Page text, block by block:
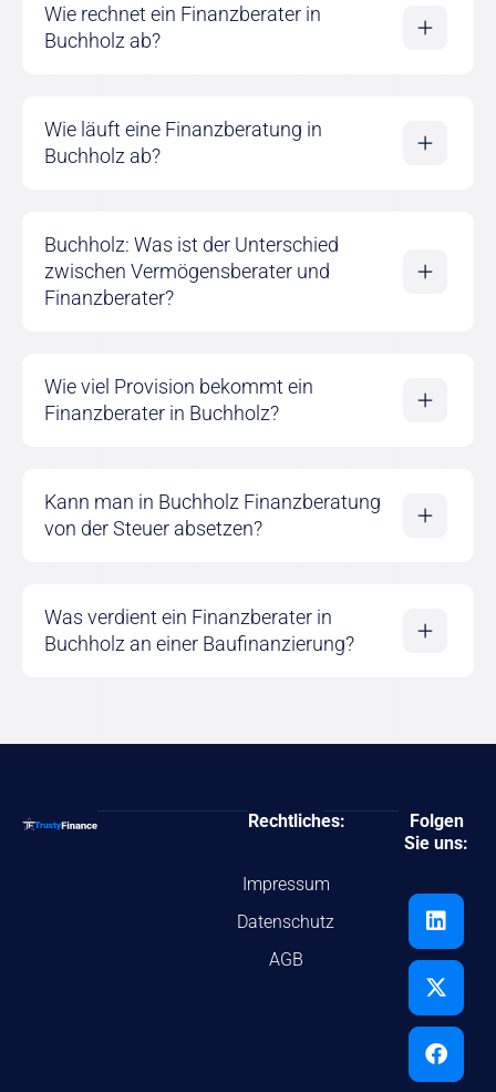
Wie rechnet ein Finanzberater in
Buchholz ab?
Wie läuft eine Finanzberatung in
Buchholz ab?
Buchholz: Was ist der Unterschied
zwischen Vermögensberater und
Finanzberater?
Wie viel Provision bekommt ein
Finanzberater in Buchholz?
Kann man in Buchholz Finanzberatung
von der Steuer absetzen?
Was verdient ein Finanzberater in
Buchholz an einer Baufinanzierung?
Rechtliches:
Impressum
Datenschutz
AGB
Folgen
Sie uns: